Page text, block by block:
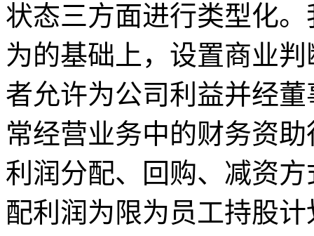
状态三方面进行类型化
为的基础上，设置商业
者允许为公司利益并经
常经营业务中的财务资
利润分配、回购、减资
配利润为限为员工持股